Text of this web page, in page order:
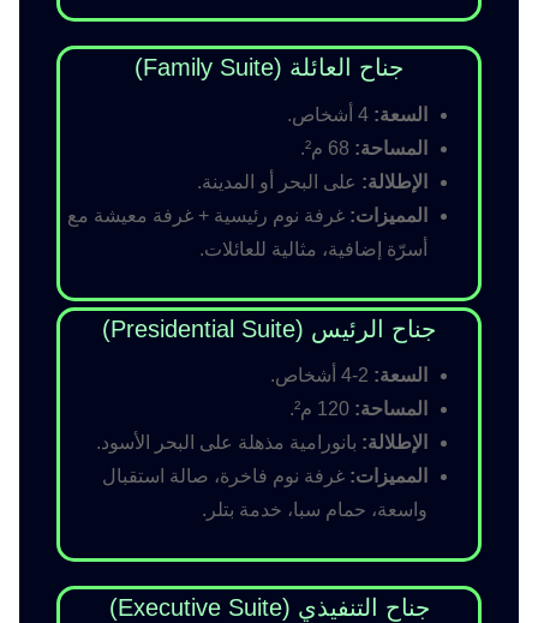
جناح العائلة (Family Suite)
السعة:
المساحة:
الإطلالة: على البحر أو المدينة.
المميزات: غرفة نوم رئيسية + غرفة معيشة مع
أسرّة إضافية، مثالية للعائلات.
جناح الرئيس (Presidential Suite)
السعة:
المساحة:
الإطلالة: بانورامية مذهلة على البحر الأسود.
المميزات: غرفة نوم فاخرة، صالة استقبال
واسعة، حمام سبا، خدمة بتلر.
جناح التنفيذي (Executive Suite)